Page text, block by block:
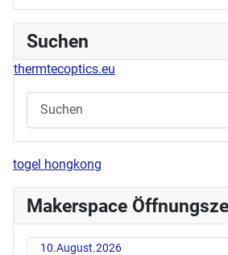
Suchen
thermtecoptics.eu
togel hongkong
Makerspace
10.August.2026